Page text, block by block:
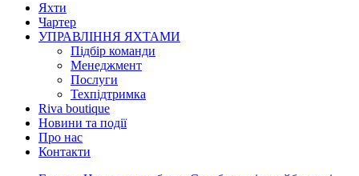
Яхти
Чартер
УПРАВЛІННЯ ЯХТАМИ
Підбір команди
Менеджмент
Послуги
Техпідтримка
Riva boutique
Новини та події
Про нас
Контакти